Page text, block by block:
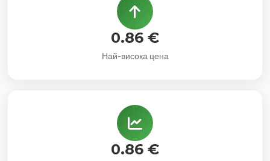
0.86 €
Най-висока цена
0.86 €